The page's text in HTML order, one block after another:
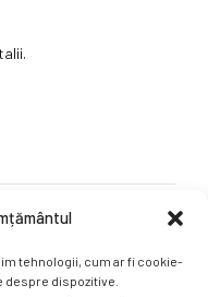
tehnologii, cum ar fi cookie-
dispozitive.